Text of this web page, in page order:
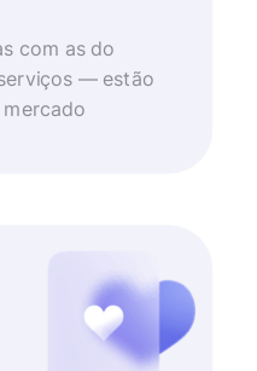
com as do
— estão